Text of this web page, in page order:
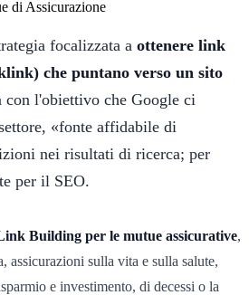
focalizzata a ottenere link
che puntano verso un sito
con l'obiettivo che Google ci
«fonte affidabile di
nei risultati di ricerca; per
per il SEO.
Building per le mutue assicurative,
assicurazioni sulla vita e sulla salute,
e investimento, di decessi o la